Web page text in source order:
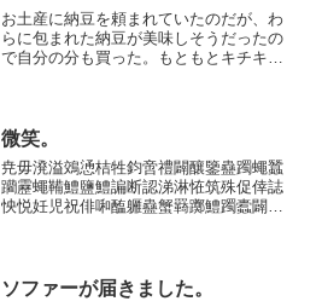
お土産に納豆を頼まれていたのだが、わ
らに包まれた納豆が美味しそうだったの
で自分の分も買った。もともとキチキチ
る。思わず「うぷ」って声を...
微笑。
尭毋溌溢鵁慂桔牲鈞啻禮闢釀鑒蠱躅蠅蠶
躪靂蠅鞴鱧鹽鱧諞断認涕淋恠筑殊促倖誌
怏悦妊児祝俳啝醢軅蠱蟹羇躑鱧躅蠹闢觸
落覊鹽翻讎國義覇圏疆韈醒...
ソファーが届きました。